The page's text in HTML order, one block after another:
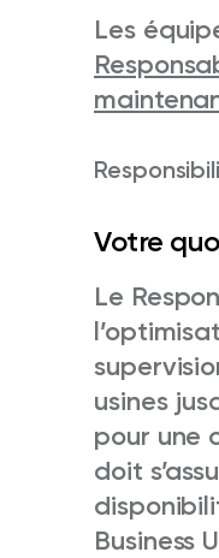
Les
Votre
Le
usines
pour une
doit
Business